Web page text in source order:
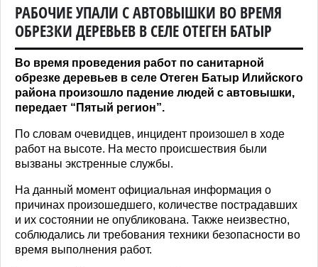
РАБОЧИЕ УПАЛИ С АВТОВЫШКИ ВО ВРЕМЯ
ОБРЕЗКИ ДЕРЕВЬЕВ В СЕЛЕ ОТЕГЕН БАТЫР
Во время проведения работ по санитарной
обрезке деревьев в селе Отеген Батыр Илийского
района произошло падение людей с автовышки,
передает “Пятый регион”.
По словам очевидцев, инцидент произошел в ходе
работ на высоте. На место происшествия были
вызваны экстренные службы.
На данный момент официальная информация о
причинах произошедшего, количестве пострадавших
и их состоянии не опубликована. Также неизвестно,
соблюдались ли требования техники безопасности во
время выполнения работ.